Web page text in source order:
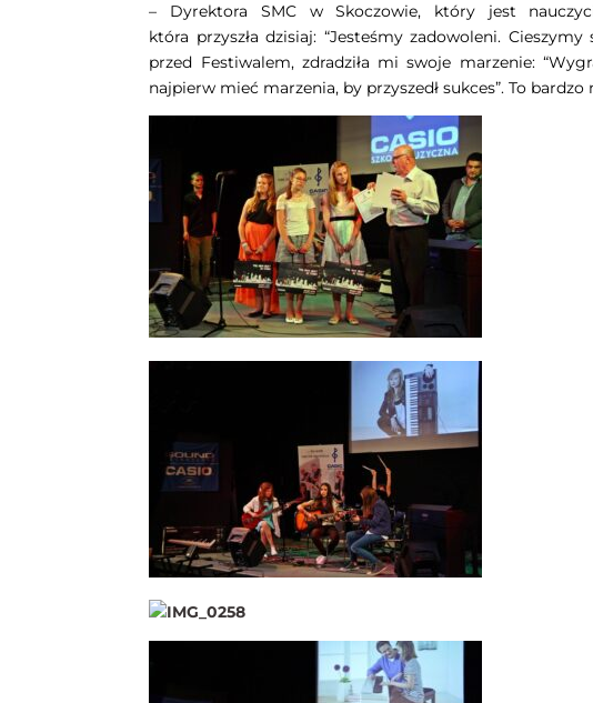
– Dyrektora SMC w Skoczowie, który jest
która przyszła dzisiaj: “Jesteśmy zadowoleni.
przed Festiwalem, zdradziła mi swoje marzenie:
najpierw mieć marzenia, by przyszedł sukces”. To